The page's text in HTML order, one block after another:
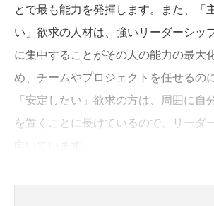
とで最も能力を発揮します。また、「
い」欲求の人材は、強いリーダーシッ
に集中することがその人の能力の最大
め、チームやプロジェクトを任せるの
「安定したい」欲求の方は、周囲に自
を置くことに長けているので、リーダ